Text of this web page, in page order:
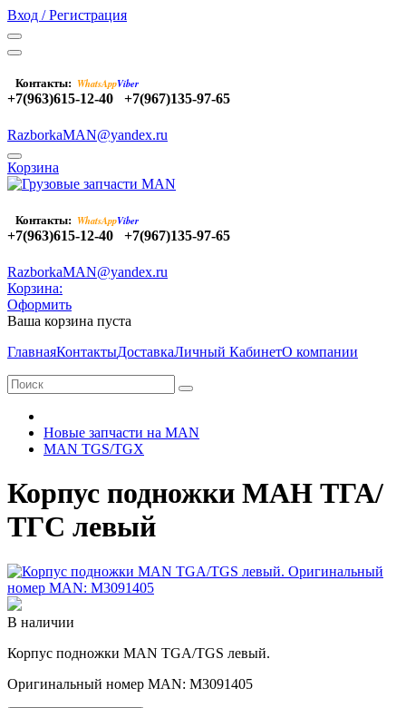
Вход / Регистрация
Контакты: WhatsAppViber
+7(963)615-12-40 +7(967)135-97-65
RazborkaMAN@yandex.ru
Корзина
Контакты: WhatsAppViber
+7(963)615-12-40 +7(967)135-97-65
RazborkaMAN@yandex.ru
Корзина:
Оформить
Ваша корзина пуста
ГлавнаяКонтактыДоставкаЛичный КабинетО компании
Новые запчасти на MAN
MAN TGS/TGX
Корпус подножки МАН ТГА/
ТГС левый
В наличии
Корпус подножки MAN TGA/TGS левый.
Оригинальный номер MAN: M3091405